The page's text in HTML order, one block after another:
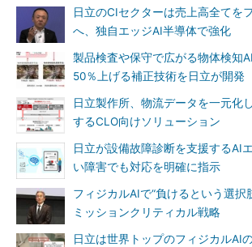
日立のCIセクターは売上高全てを
へ、独自エッジAI半導体で強化
製品検査や保守で広がる物体検知
50％上げる補正技術を日立が開発
日立製作所、物流データを一元化
するCLO向けソリューション
日立が設備故障診断を支援するAI
い障害でも対応を明確に指示
フィジカルAIで“負けるという選
ミッションクリティカル戦略
日立は世界トップのフィジカルAI